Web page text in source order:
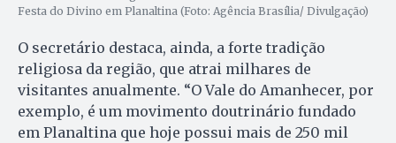
Festa do Divino em Planaltina (Foto: Agência Brasília/ Divulgação)
O secretário destaca, ainda, a forte tradição
religiosa da região, que atrai milhares de
visitantes anualmente. “O Vale do Amanhecer, por
exemplo, é um movimento doutrinário fundado
em Planaltina que hoje possui mais de 250 mil